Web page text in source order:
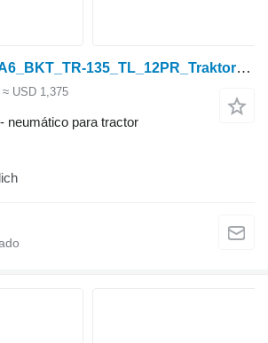
BKT 23.1-26_153A6_BKT_TR-135_TL_12PR_Traktorreifen_NEU
≈ USD 1,375
neumático para tractor